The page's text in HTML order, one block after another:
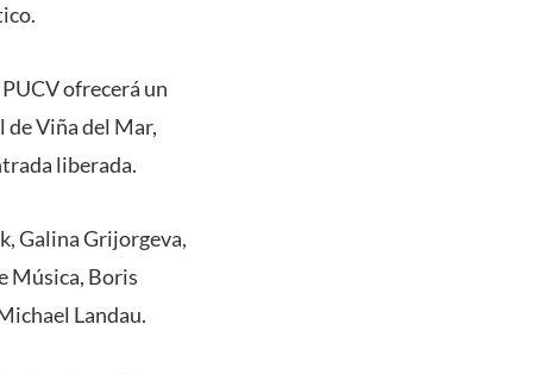
ofrecerá un
de Viña del Mar,
liberada.
Galina Grijorgeva,
Música, Boris
Landau.